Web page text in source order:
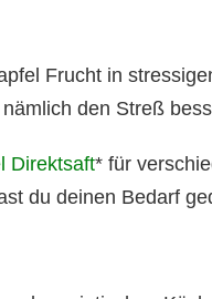
Frucht in
den Streß
Direktsaft* für
du deinen Bedarf